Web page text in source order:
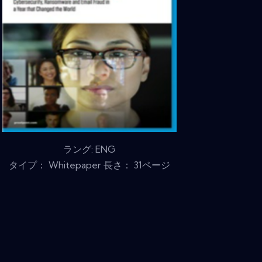
ラング: ENG
タイプ： Whitepaper 長さ： 31ページ